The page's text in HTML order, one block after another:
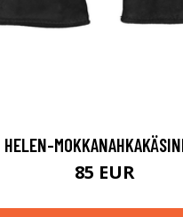
HELEN-
85 EUR